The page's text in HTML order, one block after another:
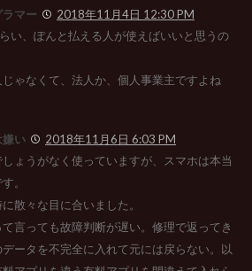
マー
2018年11月4日 12:30 PM
い、ぽんと払える人が使えばいいと思うの
ゃなくて、法人か、個人事業主ですよね
嫌い
2018年11月6日 6:03 PM
ょうがなく使っていますが、スマホは本当
。
散々な目に合いました。
言っても故障判断が遅い。修理で返ってき
ータを不完全に入れて元には戻らない。以